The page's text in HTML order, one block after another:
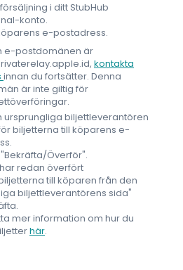
i ditt StubHub
konto.
e-postadress.
e-postdomänen är
kontakta
innan du fortsätter. Denna
är inte giltig för
ursprungliga biljettleverantören
biljetterna till köparens e-
Överför".
redan överfört
till köparen från den
biljettleverantörens sida"
mer information om hur du
här.